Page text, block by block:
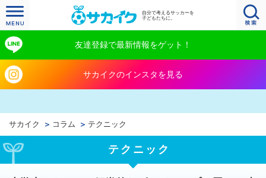
自分で考えるサッカーを
子どもたちに。
友達登録で最新情報をゲット！
サカイクのインスタを見る
サカイク コラム テクニック
テクニック